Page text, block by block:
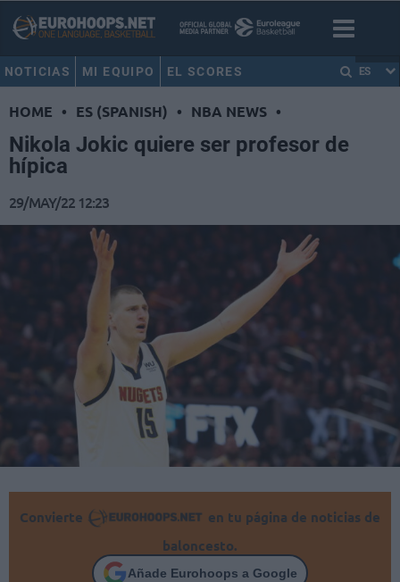
NOTICIAS MI EQUIPO EL SCORES ES
HOME • ES (SPANISH) • NBA NEWS •
Nikola Jokic quiere ser profesor de
hípica
29/MAY/22 12:23
Convierte
en tu página de noticias de
baloncesto.
Añade Eurohoops a Google